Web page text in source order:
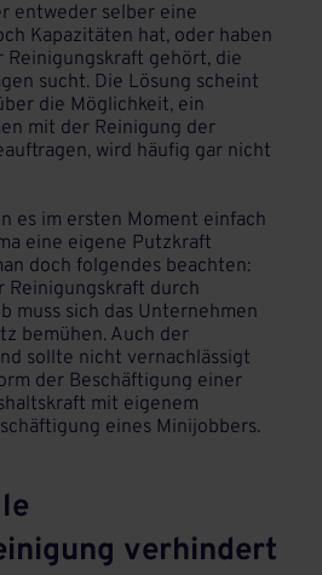
entweder selber eine
Kapazitäten hat, oder haben
Reinigungskraft gehört, die
sucht. Die Lösung scheint
die Möglichkeit, ein
mit der Reinigung der
wird häufig gar nicht
es im ersten Moment einfach
eine eigene Putzkraft
doch folgendes beachten:
Reinigungskraft durch
muss sich das Unternehmen
bemühen. Auch der
sollte nicht vernachlässigt
der Beschäftigung einer
mit eigenem
eines Minijobbers.
verhindert